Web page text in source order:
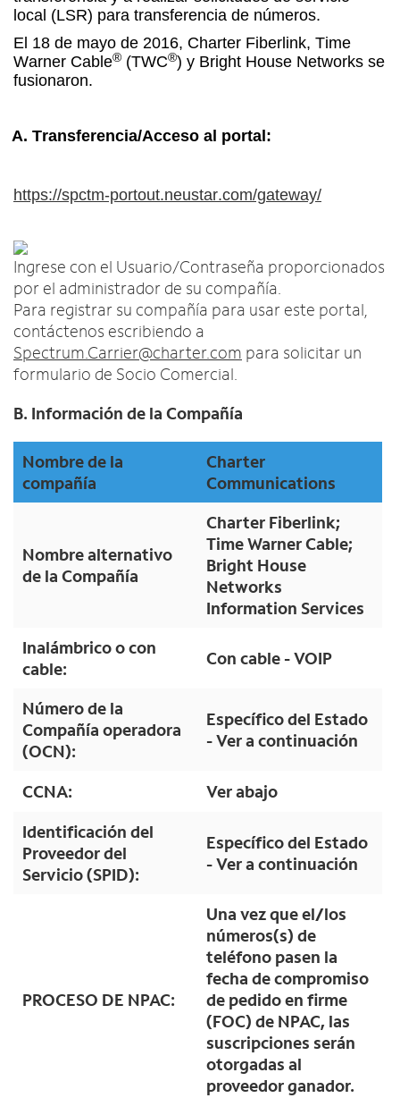
Contacta a Spectrum Mobile
Ayuda para Mobile
Encuentra una tienda
English
c
o
n
t
a
n
l
s
t
a
local (LSR) para transferencia de números.
El 18 de mayo de 2016, Charter Fiberlink, Time
Warner Cable® (TWC®) y Bright House Networks se
fusionaron.
A. Transferencia/Acceso al portal:
https://spctm-portout.neustar.com/gateway/
Ingrese con el Usuario/Contraseña proporcionados
por el administrador de su compañía.
Para registrar su compañía para usar este portal,
contáctenos escribiendo a
Spectrum.Carrier@charter.com para solicitar un
formulario de Socio Comercial.
B. Información de la Compañía
Nombre de la
compañía
Charter
Communications
Nombre alternativo
de la Compañía
Charter Fiberlink;
Time Warner Cable;
Bright House
Networks
Information Services
Inalámbrico o con
cable:
Con cable - VOIP
Número de la
Compañía operadora
(OCN):
Específico del Estado
- Ver a continuación
CCNA:
Ver abajo
Identificación del
Proveedor del
Servicio (SPID):
Específico del Estado
- Ver a continuación
PROCESO DE NPAC:
Una vez que el/los
números(s) de
teléfono pasen la
fecha de compromiso
de pedido en firme
(FOC) de NPAC, las
suscripciones serán
otorgadas al
proveedor ganador.